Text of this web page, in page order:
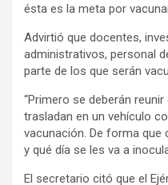
ésta es la meta por
Advirtió que docentes,
administrativos, personal
parte de los que serán
“Primero se deberán
trasladan en un vehículo
vacunación. De forma que
y qué día se les va a
El secretario citó que el